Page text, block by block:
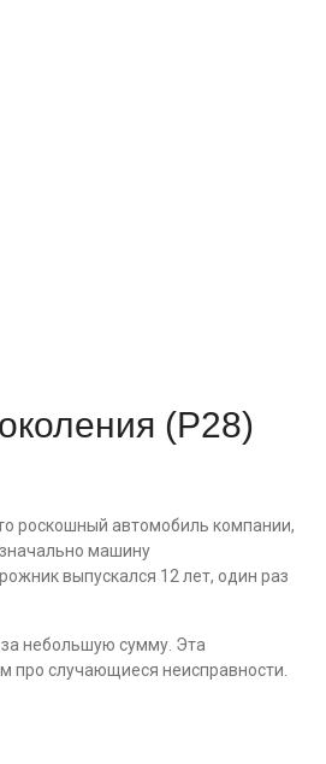
(P28)
роскошный автомобиль компании,
машину
выпускался 12 лет, один раз
небольшую сумму. Эта
про случающиеся неисправности.